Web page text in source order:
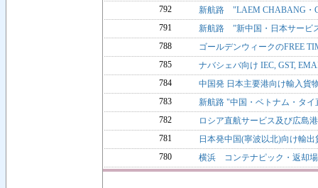
792
新航路 "LAEM CHABANG・
791
新航路 ”新中国・日本サービ
788
ゴールデンウィークのFREE
785
ナバシェバ向け IEC, GST,
784
中国発 日本主要港向け輸入貨
783
新航路 "中国・ベトナム・タ
782
ロシア直航サービス及び広島
781
日本発中国(寧波以北)向け輸
780
横浜 コンテナピック・返却